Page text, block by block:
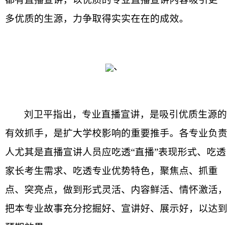
多优质的生源，力争取得实实在在的成效。
、
刘卫平指出，专业直播宣讲，是吸引优质生源的
有效抓手，是扩大学校影响的重要推手。各专业负责
人尤其是直播宣讲人员应吃透“直播”表现形式、吃透
家长考生需求、吃透专业优势特色，聚焦点、抓重
点、突亮点，做到形式灵活、内容鲜活、情怀激活，
把本专业故事充分挖掘好、宣讲好、展示好，以达到